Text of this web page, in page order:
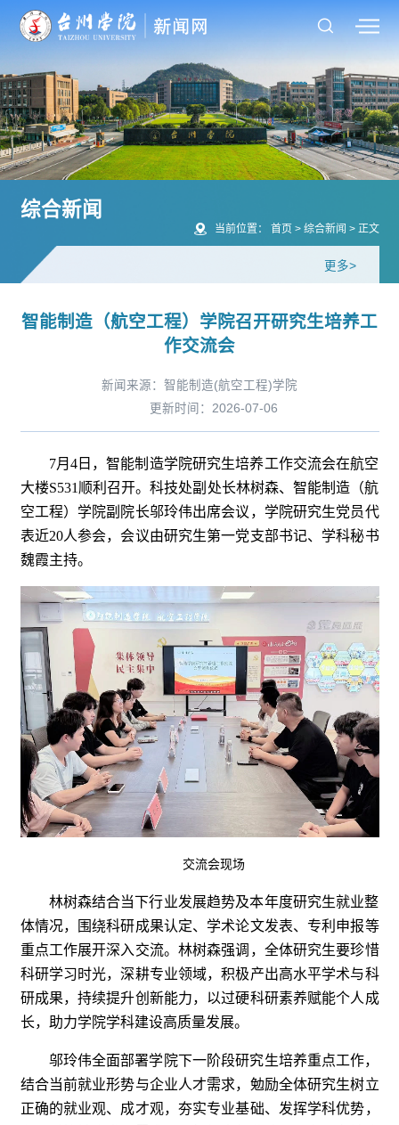
综合新闻
当前位置： 首页> 综合新闻 > 正文
更多>
智能制造（航空工程）学院召开研究生培养工
作交流会
新闻来源：智能制造(航空工程)学院
更新时间：2026-07-06
7月4日，智能制造学院研究生培养工作交流会在航空
大楼S531顺利召开。科技处副处长林树森、智能制造（航
空工程）学院副院长邬玲伟出席会议，学院研究生党员代
表近20人参会，会议由研究生第一党支部书记、学科秘书
魏霞主持。
交流会现场
林树森结合当下行业发展趋势及本年度研究生就业整
体情况，围绕科研成果认定、学术论文发表、专利申报等
重点工作展开深入交流。林树森强调，全体研究生要珍惜
科研学习时光，深耕专业领域，积极产出高水平学术与科
研成果，持续提升创新能力，以过硬科研素养赋能个人成
长，助力学院学科建设高质量发展。
邬玲伟全面部署学院下一阶段研究生培养重点工作，
结合当前就业形势与企业人才需求，勉励全体研究生树立
正确的就业观、成才观，夯实专业基础、发挥学科优势，